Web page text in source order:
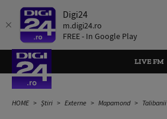
Digi24
m.digi24.ro
FREE - In Google Play
LIVE FM
HOME Știri Externe Mapamond Talibanii interzic cărțile